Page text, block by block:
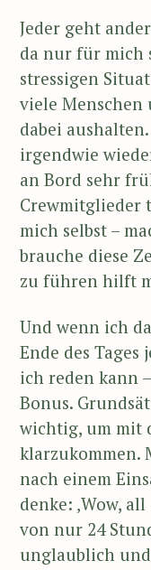
Jeder geht
da nur für mich
stressigen
viele Menschen
dabei
irgendwie
an Bord sehr
Crewmitglieder
mich selbst –
brauche diese
zu führen hilft
Und wenn ich
Ende des Tages
ich reden kann
Bonus.
wichtig, um mit
klarzukommen.
nach einem
denke: ‚Wow,
von nur 24
unglaublich